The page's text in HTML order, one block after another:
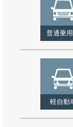
普通乗
軽自動